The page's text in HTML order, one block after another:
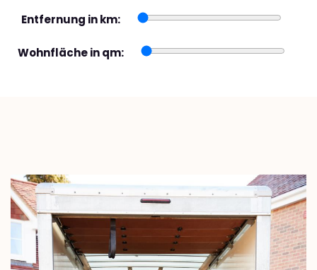
Entfernung in km:
Wohnfläche in qm: